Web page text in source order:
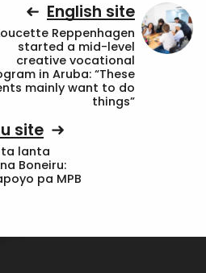
English site
Reppenhagen
started a mid-level
creative vocational
in Aruba: “These
mainly want to do
things”
site
lanta
Boneiru:
pa MPB